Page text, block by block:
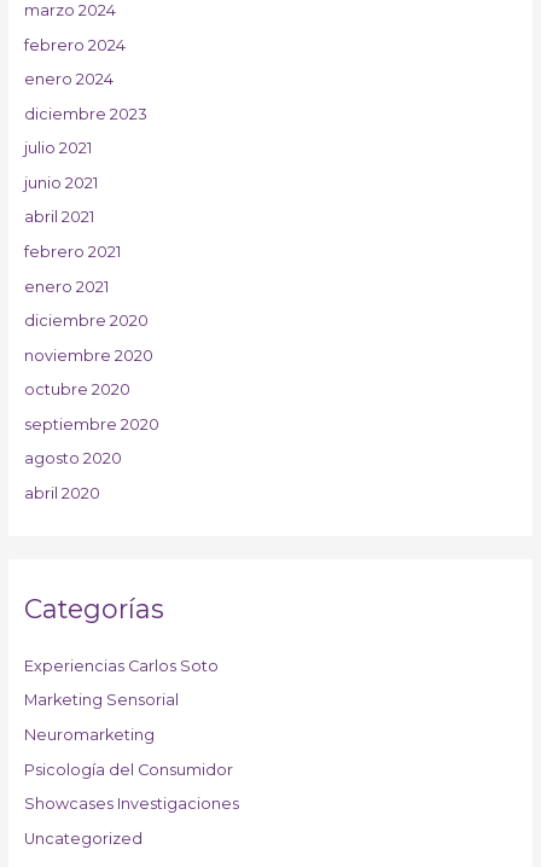
marzo 2024
febrero 2024
enero 2024
diciembre 2023
julio 2021
junio 2021
abril 2021
febrero 2021
enero 2021
diciembre 2020
noviembre 2020
octubre 2020
septiembre 2020
agosto 2020
abril 2020
Categorías
Experiencias Carlos Soto
Marketing Sensorial
Neuromarketing
Psicología del Consumidor
Showcases Investigaciones
Uncategorized